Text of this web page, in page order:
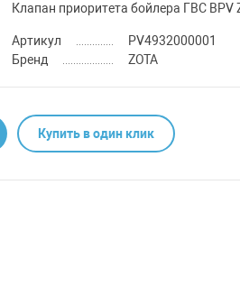
Клапан приоритета бойлера ГВС BPV
Артикул
PV4932000001
Бренд
ZOTA
Купить в один клик